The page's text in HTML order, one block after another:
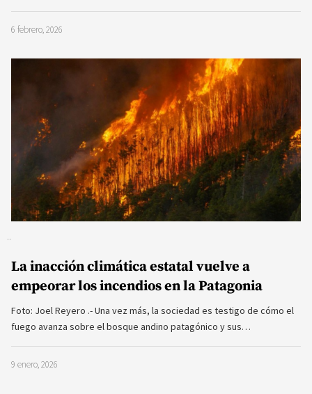
6 febrero, 2026
La inacción climática estatal vuelve a
empeorar los incendios en la Patagonia
Foto: Joel Reyero .- Una vez más, la sociedad es testigo de cómo el
fuego avanza sobre el bosque andino patagónico y sus…
9 enero, 2026